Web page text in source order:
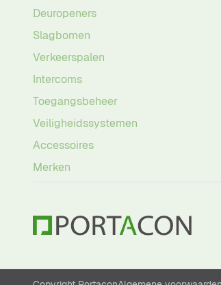
Deuropeners
Slagbomen
Verkeerspalen
Intercoms
Toegangsbeheer
Veiligheidssystemen
Accessoires
Merken